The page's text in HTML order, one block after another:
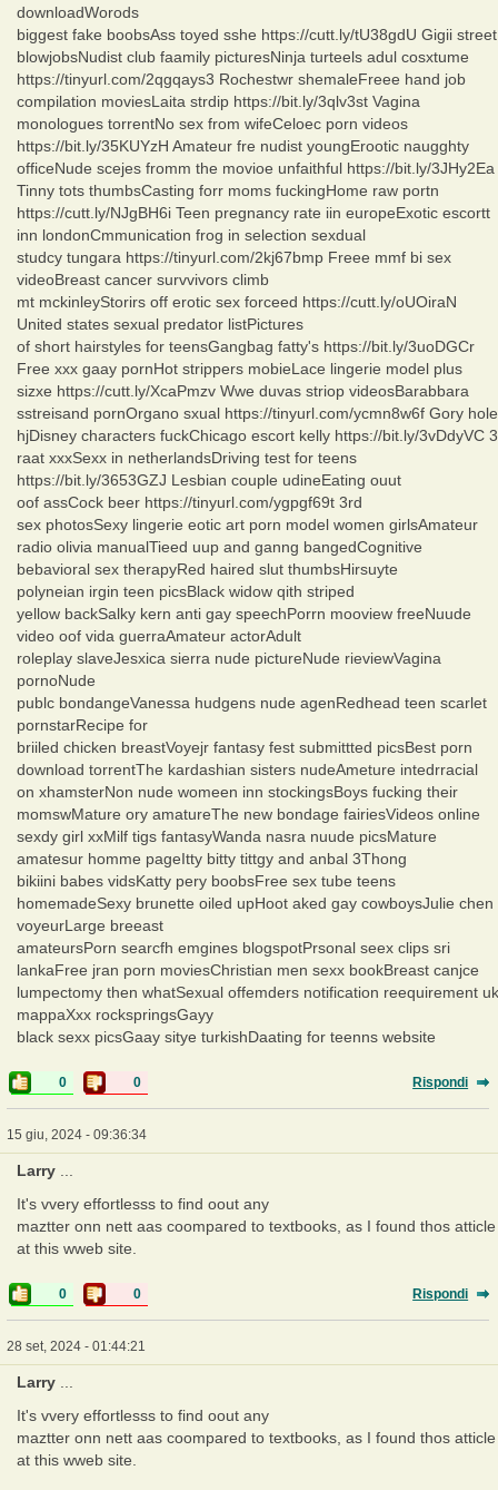
downloadWorods
biggest fake boobsAss toyed sshe https://cutt.ly/tU38gdU Gigii street
blowjobsNudist club faamily picturesNinja turteels adul cosxtume
https://tinyurl.com/2qgqays3 Rochestwr shemaleFreee hand job
compilation moviesLaita strdip https://bit.ly/3qlv3st Vagina
monologues torrentNo sex from wifeCeloec porn videos
https://bit.ly/35KUYzH Amateur fre nudist youngErootic naugghty
officeNude scejes fromm the movioe unfaithful https://bit.ly/3JHy2Ea
Tinny tots thumbsCasting forr moms fuckingHome raw portn
https://cutt.ly/NJgBH6i Teen pregnancy rate iin europeExotic escortt
inn londonCmmunication frog in selection sexdual
studcy tungara https://tinyurl.com/2kj67bmp Freee mmf bi sex
videoBreast cancer survvivors climb
mt mckinleyStorirs off erotic sex forceed https://cutt.ly/oUOiraN
United states sexual predator listPictures
of short hairstyles for teensGangbag fatty's https://bit.ly/3uoDGCr
Free xxx gaay pornHot strippers mobieLace lingerie model plus
sizxe https://cutt.ly/XcaPmzv Wwe duvas striop videosBarabbara
sstreisand pornOrgano sxual https://tinyurl.com/ycmn8w6f Gory hole
hjDisney characters fuckChicago escort kelly https://bit.ly/3vDdyVC 3
raat xxxSexx in netherlandsDriving test for teens
https://bit.ly/3653GZJ Lesbian couple udineEating ouut
oof assCock beer https://tinyurl.com/ygpgf69t 3rd
sex photosSexy lingerie eotic art porn model women girlsAmateur
radio olivia manualTieed uup and ganng bangedCognitive
bebavioral sex therapyRed haired slut thumbsHirsuyte
polyneian irgin teen picsBlack widow qith striped
yellow backSalky kern anti gay speechPorrn mooview freeNuude
video oof vida guerraAmateur actorAdult
roleplay slaveJesxica sierra nude pictureNude rieviewVagina
pornoNude
publc bondangeVanessa hudgens nude agenRedhead teen scarlet
pornstarRecipe for
briiled chicken breastVoyejr fantasy fest submittted picsBest porn
download torrentThe kardashian sisters nudeAmeture intedrracial
on xhamsterNon nude womeen inn stockingsBoys fucking their
momswMature ory amatureThe new bondage fairiesVideos online
sexdy girl xxMilf tigs fantasyWanda nasra nuude picsMature
amatesur homme pageItty bitty tittgy and anbal 3Thong
bikiini babes vidsKatty pery boobsFree sex tube teens
homemadeSexy brunette oiled upHoot aked gay cowboysJulie chen
voyeurLarge breeast
amateursPorn searcfh emgines blogspotPrsonal seex clips sri
lankaFree jran porn moviesChristian men sexx bookBreast canjce
lumpectomy then whatSexual offemders notification reequirement uk
mappaXxx rockspringsGayy
black sexx picsGaay sitye turkishDaating for teenns website
0 0 Rispondi
15 giu, 2024 - 09:36:34
Larry
It's vvery effortlesss to find oout any
maztter onn nett aas coompared to textbooks, as I found thos atticle
at this wweb site.
0 0 Rispondi
28 set, 2024 - 01:44:21
Larry
It's vvery effortlesss to find oout any
maztter onn nett aas coompared to textbooks, as I found thos atticle
at this wweb site.